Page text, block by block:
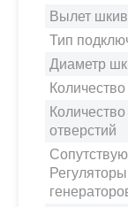
Вылет
Тип
Диаметр
отверстий